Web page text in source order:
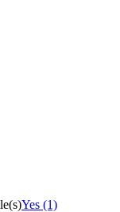
Yes (1)